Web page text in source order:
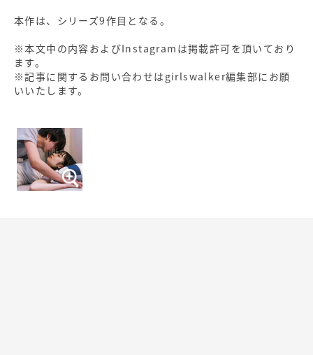
本作は、シリーズ9作目となる。
※本文中の内容およびInstagramは掲載許可を頂いており
ます。
※記事に関するお問い合わせはgirlswalker編集部にお願
いいたします。